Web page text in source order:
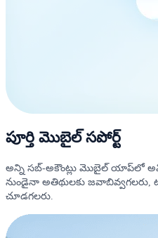
పూర్తి మొబైల్ సపోర్ట్
అన్ని సబ్-అకౌంట్లు మొబైల్ యాప్‌లో
నుండైనా అతిథులకు జవాబివ్వగలరు,
చూడగలరు.